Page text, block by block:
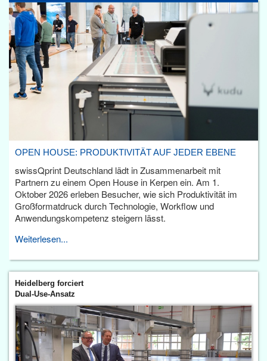
OPEN HOUSE: PRODUKTIVITÄT AUF JEDER EBENE
swissQprint Deutschland lädt in Zusammenarbeit mit
Partnern zu einem Open House in Kerpen ein. Am 1.
Oktober 2026 erleben Besucher, wie sich Produktivität im
Großformatdruck durch Technologie, Workflow und
Anwendungskompetenz steigern lässt.
Weiterlesen...
Heidelberg forciert
Dual-Use-Ansatz